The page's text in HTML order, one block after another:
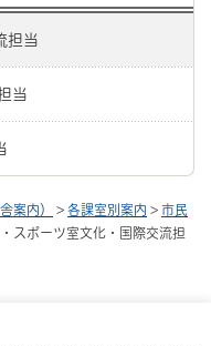
担当
当
案内） > 各課室別案内 > 市民
スポーツ室文化・国際交流担